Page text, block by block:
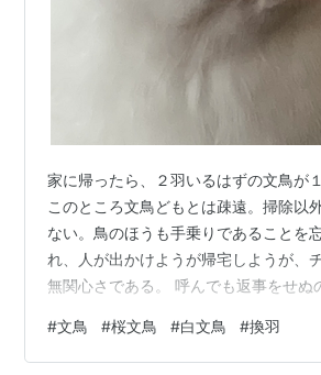
家に帰ったら、２羽いるはずの文鳥が
このところ文鳥どもとは疎遠。掃除以
ない。鳥のほうも手乗りであることを
れ、人が出かけようが帰宅しようが、
無関心さである。 呼んでも返事をせぬ
その１羽も居眠っていて、鳥カゴの中
動かない。椅子にへたり込んだまま午
#文鳥 #桜文鳥 #白文鳥 #換羽